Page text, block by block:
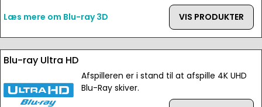
Læs mere om Blu-ray 3D
VIS PRODUKTER
Blu-ray Ultra HD
Afspilleren er i stand til at afspille 4K UHD
Blu-Ray skiver.